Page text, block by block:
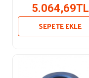
5.064,69TL
SEPETE EKLE